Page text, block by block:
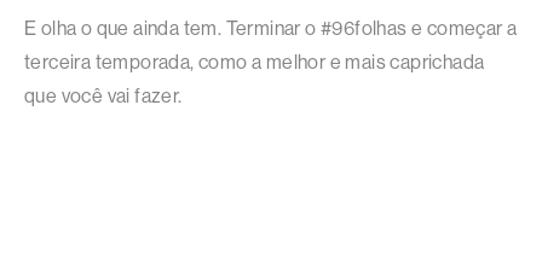
E olha o que ainda tem. Terminar o #96folhas e começar a
terceira temporada, como a melhor e mais caprichada
que você vai fazer.